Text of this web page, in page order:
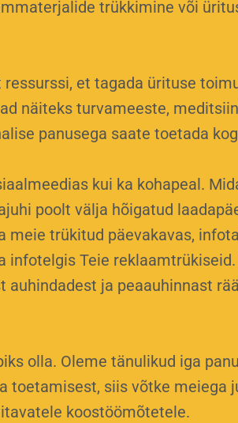
trükkimine või
et tagada ürituse
näiteks turvameeste,
panusega saate toetada
kui ka kohapeal.
poolt välja hõigatud
trükitud päevakavas,
Teie
ja peaauhinnast
olla. Oleme tänulikud iga
toetamisest, siis võtke meiega
koostöömõtetele.